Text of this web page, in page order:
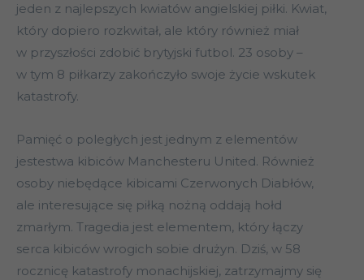
jeden z najlepszych kwiatów angielskiej piłki. Kwiat,
który dopiero rozkwitał, ale który również miał
w przyszłości zdobić brytyjski futbol. 23 osoby –
w tym 8 piłkarzy zakończyło swoje życie wskutek
katastrofy.
Pamięć o poległych jest jednym z elementów
jestestwa kibiców Manchesteru United. Również
osoby niebędące kibicami Czerwonych Diabłów,
ale interesujące się piłką nożną oddają hołd
zmarłym. Tragedia jest elementem, który łączy
serca kibiców wrogich sobie drużyn. Dziś, w 58
rocznicę katastrofy monachijskiej, zatrzymajmy się